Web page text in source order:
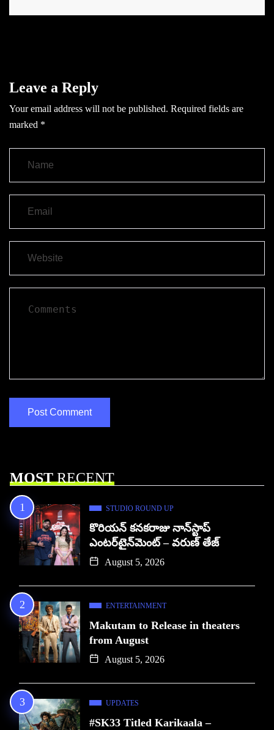
Leave a Reply
Your email address will not be published. Required fields are
marked *
MOSTRECENT
STUDIO ROUND UP
కొరియన్ కనకరాజు నాన్‌స్టాప్
ఎంటర్‌టైన్‌మెంట్ – వరుణ్ తేజ్
August 5, 2026
ENTERTAINMENT
Makutam to Release in theaters
from August
August 5, 2026
UPDATES
#SK33 Titled Karikaala –